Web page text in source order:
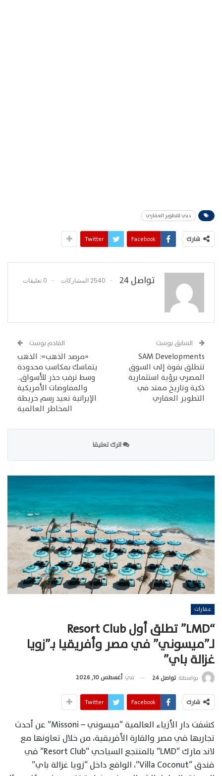
دبي للتطوير العقاري
شارك Facebook
Twitter
تواصل 24 2540 المشاركات 0 تعليقات
السابق بوست
SAM Developments
تنطلق بقوة إلى السوق
المصري برؤية استثمارية
ذكية وتاريخ ممتد في
التطوير العقاري
القادم بوست
«مرصد الذهب»: الذهب
يتماسك بمكاسب محدودة
وسط ترقب حذر للأسواق..
والمفاوضات الأمريكية
الإيرانية تعيد رسم خريطة
المخاطر العالمية
اترك تعليقا
عقارات
“LMD” تطلق أول Resort Club
لـ”ميسوني” في مصر وأفريقيا بـ”زويا
غزالة باي”
بواسطة تواصل 24 في أغسطس 10, 2026
شارك Facebook
Twitter
كشفت دار الأزياء العالمية “ميسوني – Missoni” عن أحدث
تجاربها في مصر والقارة الأفريقية، من خلال تعاونها مع
لاند مارك “LMD” بالمنتجع السياحي “Resort Club” في
فندق “Villa Coconut”، الواقع داخل “زويا غزالة باي”